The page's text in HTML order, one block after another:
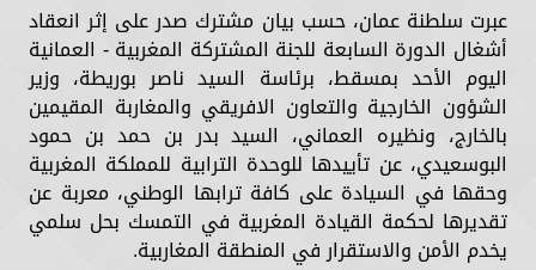
عبرت سلطنة عمان، حسب بيان مشترك صدر على إثر انعقاد
أشغال الدورة السابعة للجنة المشتركة المغربية - العمانية
اليوم الأحد بمسقط، برئاسة السيد ناصر بوريطة، وزير
الشؤون الخارجية والتعاون الافريقي والمغاربة المقيمين
بالخارج، ونظيره العماني، السيد بدر بن حمد بن حمود
البوسعيدي، عن تأييدها للوحدة الترابية للمملكة المغربية
وحقها في السيادة على كافة ترابها الوطني، معربة عن
تقديرها لحكمة القيادة المغربية في التمسك بحل سلمي
يخدم الأمن والاستقرار في المنطقة المغاربية.